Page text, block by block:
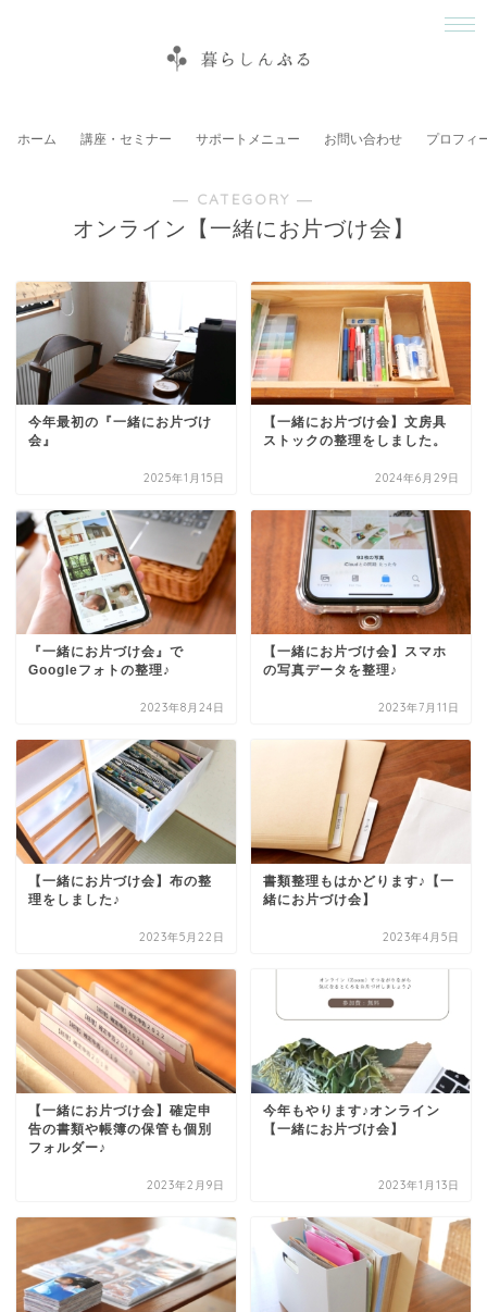
ホーム 講座・セミナー サポートメニュー お問い合わせ プロフィ
― CATEGORY ―
オンライン【一緒にお片づけ会】
今年最初の『一緒にお片づけ
会』⁣
2025年1月15日
【一緒にお片づけ会】文房具
ストックの整理をしました。
2024年6月29日
『一緒にお片づけ会』で
Googleフォトの整理♪
2023年8月24日
【一緒にお片づけ会】スマホ
の写真データを整理♪
2023年7月11日
【一緒にお片づけ会】布の整
理をしました♪
2023年5月22日
書類整理もはかどります♪【一
緒にお片づけ会】
2023年4月5日
【一緒にお片づけ会】確定申
告の書類や帳簿の保管も個別
フォルダー♪
2023年2月9日
今年もやります♪オンライン
【一緒にお片づけ会】
2023年1月13日